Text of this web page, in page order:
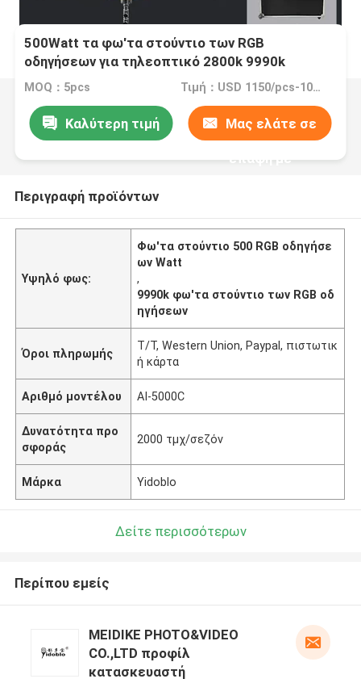
500Watt τα φω'τα στούντιο των RGB
οδηγήσεων για τηλεοπτικό 2800k 9990k
οδήγησαν το μαλακό ελαφρύ έλεγχο Bluetooth
επιτροπής
MOQ：5pcs Τιμή：USD 1150/pcs-1046.2/pcs(5-50pcs)
Καλύτερη τιμή Μας ελάτε σε
επαφή με
Περιγραφή προϊόντων
Υψηλό φως:
Φω'τα στούντιο 500 RGB οδηγήσε
ων Watt
,
9990k φω'τα στούντιο των RGB οδ
ηγήσεων
Όροι πληρωμής
T/T, Western Union, Paypal, πιστωτικ
ή κάρτα
Αριθμό μοντέλου AI-5000C
Δυνατότητα προ
σφοράς
2000 τμχ/σεζόν
Μάρκα Yidoblo
Δείτε περισσότερων
Περίπου εμείς
MEIDIKE PHOTO&VIDEO
CO.,LTD προφίλ
κατασκευαστή